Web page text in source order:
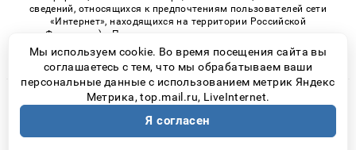
сведений, относящихся к предпочтениям пользователей сети
«Интернет», находящихся на территории Российской
Федерации)». Правила применения рекомендательных
технологий в виджетах рекламно-обменной сети
«СМИ2» (PDF)
© 2026 «ProGorodSamara» | Все права защищены
Возрастная категория сайта 16+
Политика конфиденциальности
Мы используем cookie. Во время посещения сайта вы
соглашаетесь с тем, что мы обрабатываем ваши
персональные данные с использованием метрик Яндекс
Метрика, top.mail.ru, LiveInternet.
Я согласен